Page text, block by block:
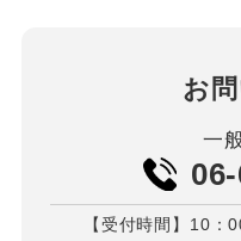
お
一
【受付時間】10：